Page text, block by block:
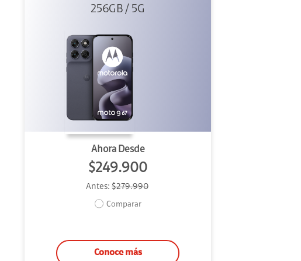
256GB / 5G
Ahora Desde
$249.900
Antes: $279.990
Comparar
Conoce más